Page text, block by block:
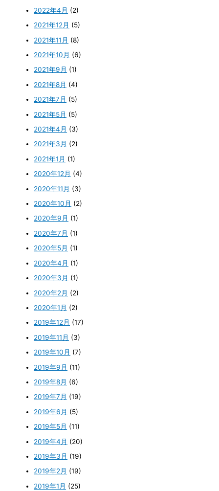
2022年4月 (2)
2021年12月 (5)
2021年11月 (8)
2021年10月 (6)
2021年9月 (1)
2021年8月 (4)
2021年7月 (5)
2021年5月 (5)
2021年4月 (3)
2021年3月 (2)
2021年1月 (1)
2020年12月 (4)
2020年11月 (3)
2020年10月 (2)
2020年9月 (1)
2020年7月 (1)
2020年5月 (1)
2020年4月 (1)
2020年3月 (1)
2020年2月 (2)
2020年1月 (2)
2019年12月 (17)
2019年11月 (3)
2019年10月 (7)
2019年9月 (11)
2019年8月 (6)
2019年7月 (19)
2019年6月 (5)
2019年5月 (11)
2019年4月 (20)
2019年3月 (19)
2019年2月 (19)
2019年1月 (25)